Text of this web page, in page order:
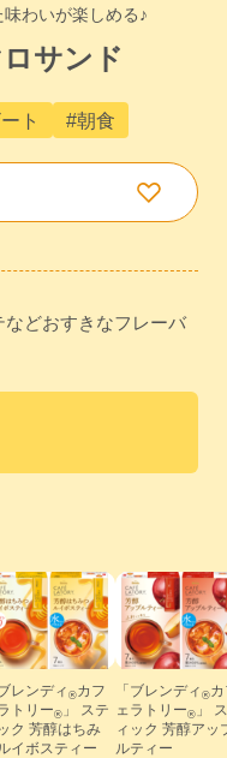
わいが楽しめる♪
サンド
ト #朝食
どおすきなフレーバ
ブレンディ®カフ
トリー® 」 ステ
ク 芳醇はちみ
イボスティー
「ブレンディ ®カ
ェラトリー®」
ィック 芳醇アッ
ルティー